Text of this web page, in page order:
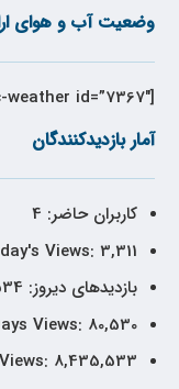
وضعیت آب و هوای
[wpc-weather id=”7367″/]
آمار بازدیدکنندگان
کاربران حاضر: 4
Views: 3,311
بازدیدهای دیروز:
Views: 80,530
8,435,533